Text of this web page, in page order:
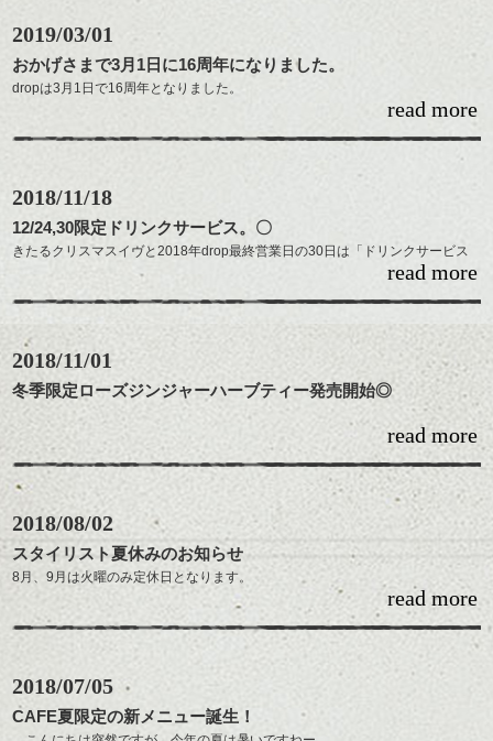
・Mizuno 8月19日（月）～21日（水）、9月9日（月）～12（木）
・Shibata 8月13日（火）～16日（金）
・Hayashi 7月1日（月）～5日（金）
・Tatehora 7月26日（金）27（土）、9月17日（火）～20日（金）
い致します。
ご予定が合わない場合は、お電話いただけると、お取りできる場合もご
ざいますのでご相談下さい。03－6804－6406
2019/03/01
おかげさまで3月1日に16周年になりました。
dropは3月1日で16周年となりました。
.
ますので、今後ともよろしくお願い致します。
read more
2018/11/18
12/24,30限定ドリンクサービス。〇
きたるクリスマスイヴと2018年drop最終営業日の30日は「ドリンクサービス
12月24日、30日両日ともまだご予約受け付けております◎
クリスマスのお出かけ前に、髪を綺麗にしませんか？
ご予約お待ちしております☆*
read more
2018/11/01
冬季限定ローズジンジャーハーブティー発売開始◎
先日から発売した《ルイボスティーラテ》、オリジナルブレンドになっ
たコーヒーも大好評をいただきありがとうございます！
今回冬季限定のハーブティー【ローズジンジャー】が発売となりました〇
去年のジンジャーレモンと違い、フルーツがたっぷりで自然な甘みとほんのり
感じるゆずとジンジャーが冬の冷えた身体を温めます。
ほんのりピンクなこのブレンドには、エルダーフラワーやセージで風邪予防に
レッドクローバーやローズペタルでホルモンバランスを整えてくれる働きも。
フルーツはエルダーベリー、パパイヤ、パイナップル、ストロベリー、パッシ
ョンフルーツ、ゆずがブレンドされていて、ビタミンもたっぷり！
ご来店の際は是非お試しください◎
read more
2018/08/02
スタイリスト夏休みのお知らせ
8月、9月は火曜のみ定休日となります。
スタイリスト夏休みのご案内です。
・Itoh 8月12日（日）～14日（火）、8月27日（月）～29日（水）
・Kijima 8月10日（金）、13日（月）～16日（木）
・Mizuno 8月21日（火）～24日（金）
・Shibata 8月13日（月）～17日（金）
・Hayashi 9月24日（月）～28日（金）
read more
2018/07/05
CAFE夏限定の新メニュー誕生！